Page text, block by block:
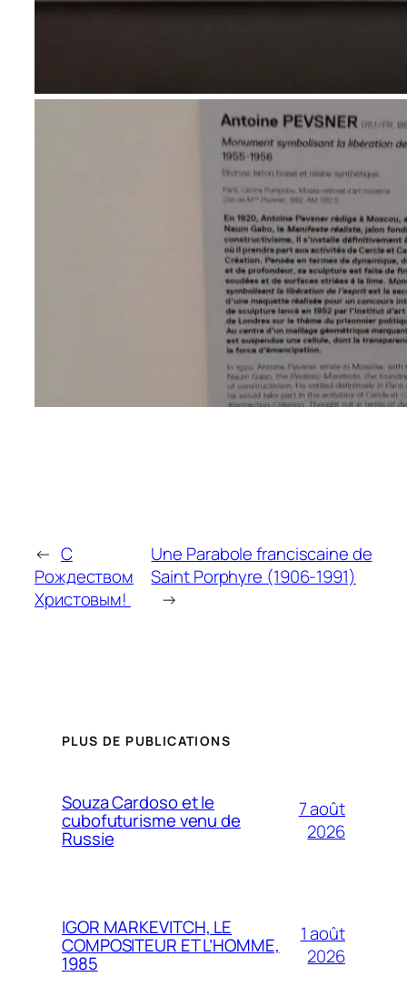
← С
Рождеством
Христовым!
Une Parabole franciscaine de
Saint Porphyre (1906-1991)
→
PLUS DE PUBLICATIONS
Souza Cardoso et le
cubofuturisme venu de
Russie
7 août
2026
IGOR MARKEVITCH, LE
COMPOSITEUR ET L’HOMME,
1985
1 août
2026